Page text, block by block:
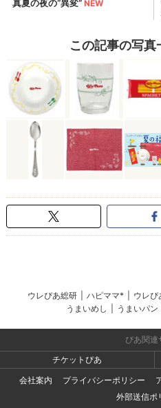
この記事の写真
ウレぴあ総研 ハピママ* ウレぴ
うまいめし
うまいパン
ぴあ関連
チケットぴあ
会社案内
プライバシーポリシー
外部送信ポ